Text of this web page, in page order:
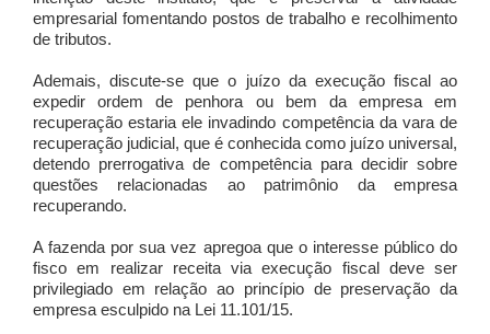
empresarial fomentando postos de trabalho e recolhimento
de tributos.
Ademais, discute-se que o juízo da execução fiscal ao
expedir ordem de penhora ou bem da empresa em
recuperação estaria ele invadindo competência da vara de
recuperação judicial, que é conhecida como juízo universal,
detendo prerrogativa de competência para decidir sobre
questões relacionadas ao patrimônio da empresa
recuperando.
A fazenda por sua vez apregoa que o interesse público do
fisco em realizar receita via execução fiscal deve ser
privilegiado em relação ao princípio de preservação da
empresa esculpido na Lei 11.101/15.